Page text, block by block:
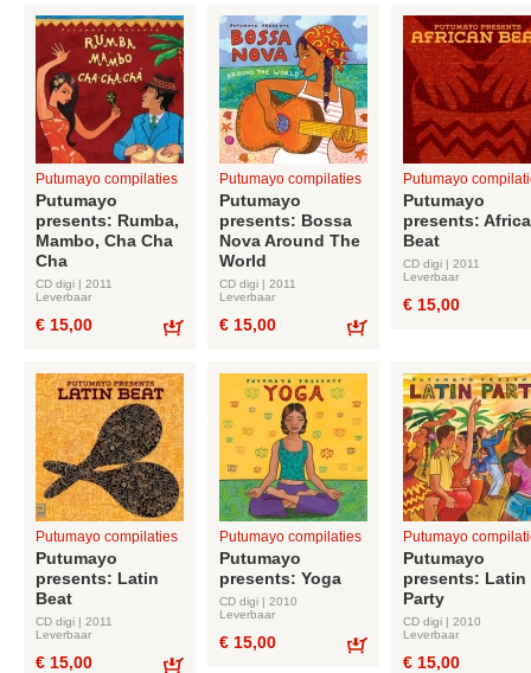
Putumayo compilaties
Putumayo
presents: Rumba,
Mambo, Cha Cha
Cha
CD digi | 2011
Leverbaar
€ 15,00
Putumayo compilaties
Putumayo
presents: Bossa
Nova Around The
World
CD digi | 2011
Leverbaar
€ 15,00
Putumayo
Putumayo
presents:
Beat
CD digi | 2011
Leverbaar
€ 15,00
Putumayo compilaties
Putumayo
presents: Latin
Beat
CD digi | 2011
Leverbaar
€ 15,00
Putumayo compilaties
Putumayo
presents: Yoga
CD digi | 2010
Leverbaar
€ 15,00
Putumayo
Putumayo
presents: Latin
Party
CD digi | 2010
Leverbaar
€ 15,00